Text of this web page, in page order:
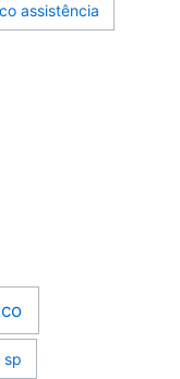
assistência
sp